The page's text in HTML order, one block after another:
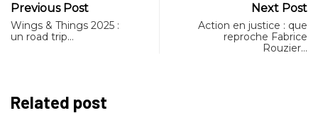
Previous Post
Wings & Things 2025 :
un road trip…
Next Post
Action en justice : que
reproche Fabrice
Rouzier…
Related post